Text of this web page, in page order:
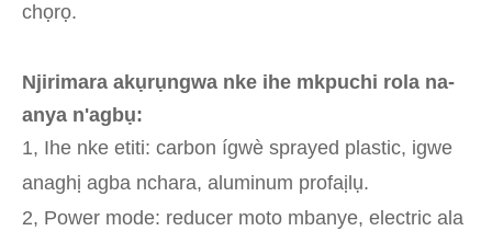
chọrọ.
Njirimara akụrụngwa nke ihe mkpuchi rola na-
anya n'agbụ:
1, Ihe nke etiti: carbon ígwè sprayed plastic, igwe
anaghị agba nchara, aluminum profaịlụ.
2, Power mode: reducer moto mbanye, electric ala